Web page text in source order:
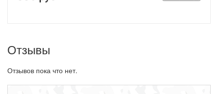
Отзывы
Отзывов пока что нет.